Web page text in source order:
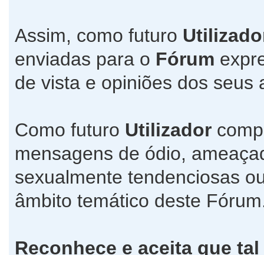
Assim, como futuro
enviadas para o Fórum
de vista e opiniões dos seus
Como futuro Utilizador
mensagens de ódio,
sexualmente tendenciosas
âmbito temático deste
Reconhece e aceita que